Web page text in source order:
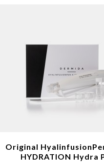
Original
HYDRATION Hydra